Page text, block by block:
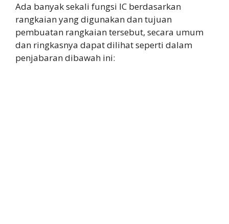
Ada banyak sekali fungsi IC berdasarkan
rangkaian yang digunakan dan tujuan
pembuatan rangkaian tersebut, secara umum
dan ringkasnya dapat dilihat seperti dalam
penjabaran dibawah ini: